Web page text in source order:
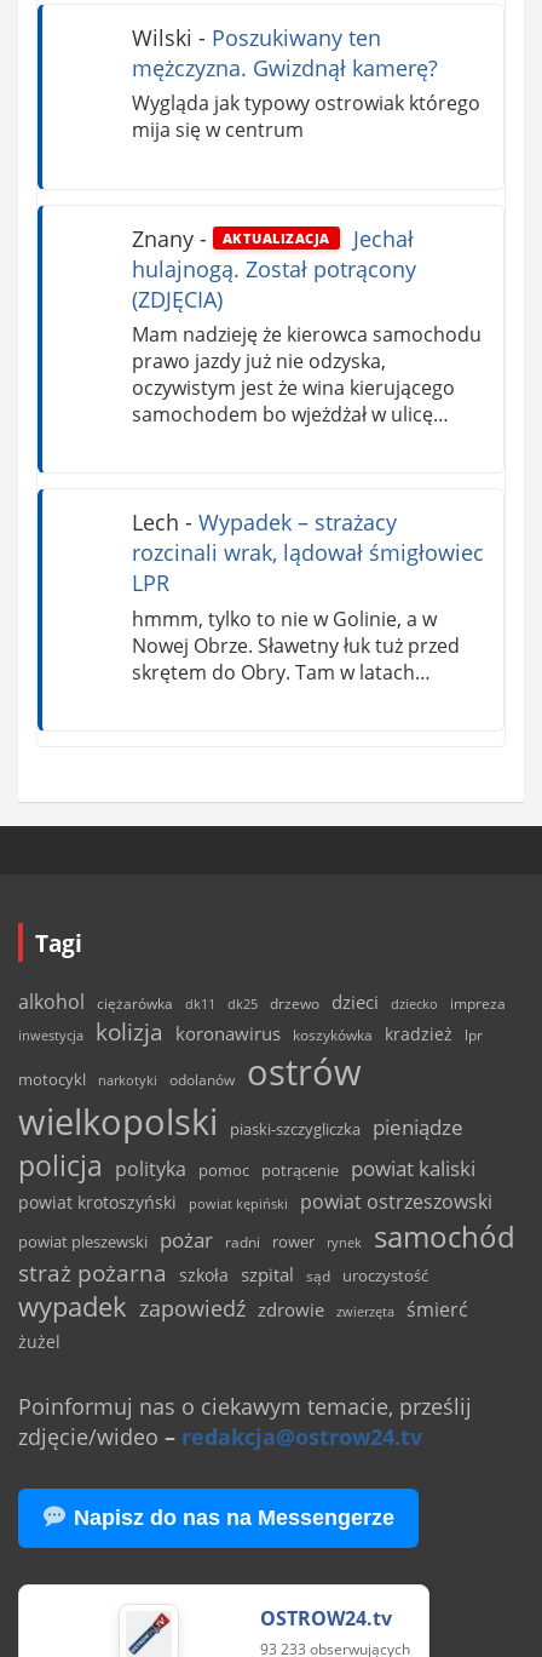
Wilski - Poszukiwany ten
mężczyzna. Gwizdnął kamerę?
Wygląda jak typowy ostrowiak którego
mija się w centrum
Znany- AKTUALIZACJA
Jechał
hulajnogą. Został potrącony
(ZDJĘCIA)
Mam nadzieję że kierowca samochodu
prawo jazdy już nie odzyska,
oczywistym jest że wina kierującego
samochodem bo wjeżdżał w ulicę…
Lech - Wypadek – strażacy
rozcinali wrak, lądował śmigłowiec
LPR
hmmm, tylko to nie w Golinie, a w
Nowej Obrze. Sławetny łuk tuż przed
skrętem do Obry. Tam w latach…
Tagi
alkohol ciężarówka dk11 dk25 drzewo dzieci dziecko
impreza
inwestycja
kolizja koronawirus koszykówka kradzież lpr
motocykl narkotyki odolanów
ostrów
wielkopolski
piaski-szczygliczka pieniądze
policja polityka pomoc potrącenie powiat kaliski
powiat krotoszyński powiat kępiński powiat ostrzeszowski
powiat pleszewski pożar radni rower rynek samochód
straż pożarna szkoła szpital sąd uroczystość
wypadek zapowiedź zdrowie zwierzęta śmierć
żużel
Poinformuj nas o ciekawym temacie, prześlij
zdjęcie/wideo – redakcja@ostrow24.tv
Napisz do nas na Messengerze
OSTROW24.tv
93 233 obserwujących